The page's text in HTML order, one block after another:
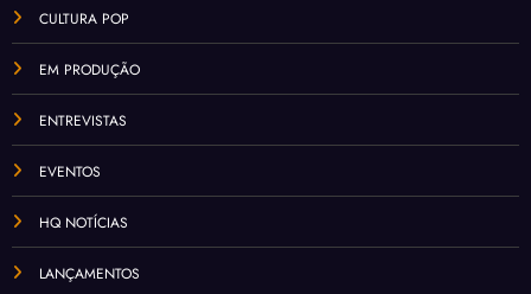
CULTURA POP
EM PRODUÇÃO
ENTREVISTAS
EVENTOS
HQ NOTÍCIAS
LANÇAMENTOS